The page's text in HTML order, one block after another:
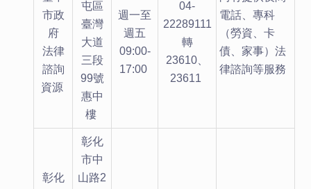
市政
府
法律
諮詢
資源
屯區
臺灣
大道
三段
99號
惠中
樓
週一至
週五
09:00-
17:00
04-
22289111
轉
23610、
23611
電話、專科
（勞資、卡
債、家事）法
律諮詢等服務
彰化
彰化
市中
山路2